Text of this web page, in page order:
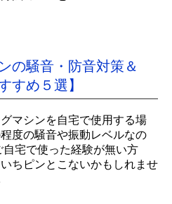
の騒音・防音対策＆
すめ５選】
マシンを自宅で使用する場
度の騒音や振動レベルなの
自宅で使った経験が無い方
ちピンとこないかもしれませ